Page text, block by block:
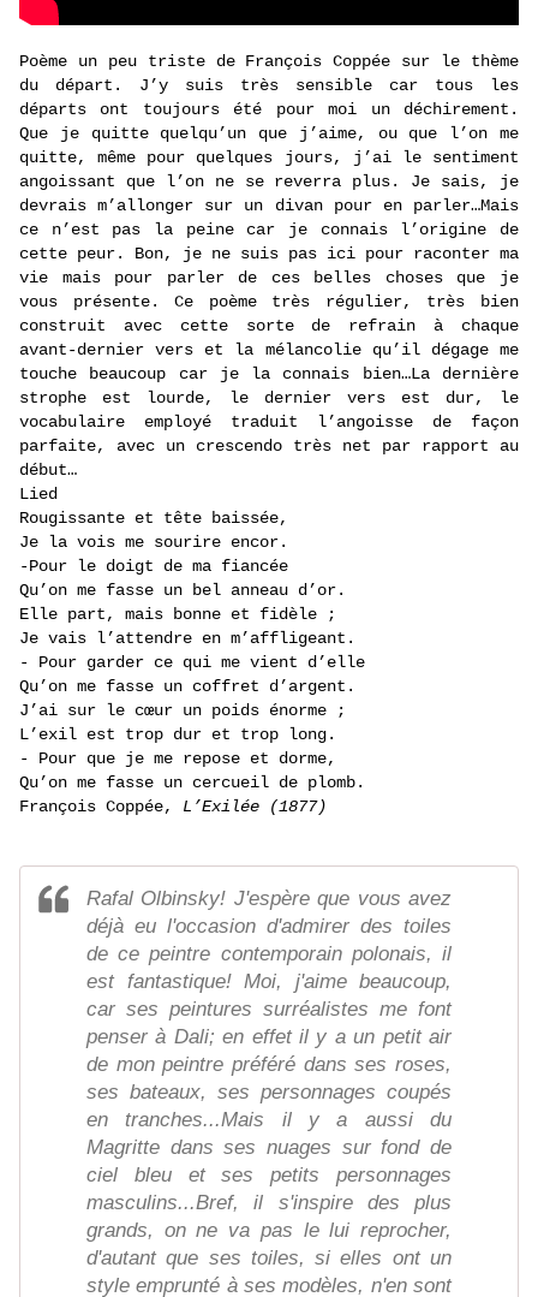
Poème un peu triste de François Coppée sur le thème
du départ. J’y suis très sensible car tous les
départs ont toujours été pour moi un déchirement.
Que je quitte quelqu’un que j’aime, ou que l’on me
quitte, même pour quelques jours, j’ai le sentiment
angoissant que l’on ne se reverra plus. Je sais, je
devrais m’allonger sur un divan pour en parler…Mais
ce n’est pas la peine car je connais l’origine de
cette peur. Bon, je ne suis pas ici pour raconter ma
vie mais pour parler de ces belles choses que je
vous présente. Ce poème très régulier, très bien
construit avec cette sorte de refrain à chaque
avant-dernier vers et la mélancolie qu’il dégage me
touche beaucoup car je la connais bien…La dernière
strophe est lourde, le dernier vers est dur, le
vocabulaire employé traduit l’angoisse de façon
parfaite, avec un crescendo très net par rapport au
début…
Lied
Rougissante et tête baissée,
Je la vois me sourire encor.
-Pour le doigt de ma fiancée
Qu’on me fasse un bel anneau d’or.
Elle part, mais bonne et fidèle ;
Je vais l’attendre en m’affligeant.
- Pour garder ce qui me vient d’elle
Qu’on me fasse un coffret d’argent.
J’ai sur le cœur un poids énorme ;
L’exil est trop dur et trop long.
- Pour que je me repose et dorme,
Qu’on me fasse un cercueil de plomb.
François Coppée, L’Exilée (1877)
Rafal Olbinsky! J'espère que vous avez
déjà eu l'occasion d'admirer des toiles
de ce peintre contemporain polonais, il
est fantastique! Moi, j'aime beaucoup,
car ses peintures surréalistes me font
penser à Dali; en effet il y a un petit air
de mon peintre préféré dans ses roses,
ses bateaux, ses personnages coupés
en tranches...Mais il y a aussi du
Magritte dans ses nuages sur fond de
ciel bleu et ses petits personnages
masculins...Bref, il s'inspire des plus
grands, on ne va pas le lui reprocher,
d'autant que ses toiles, si elles ont un
style emprunté à ses modèles, n'en sont